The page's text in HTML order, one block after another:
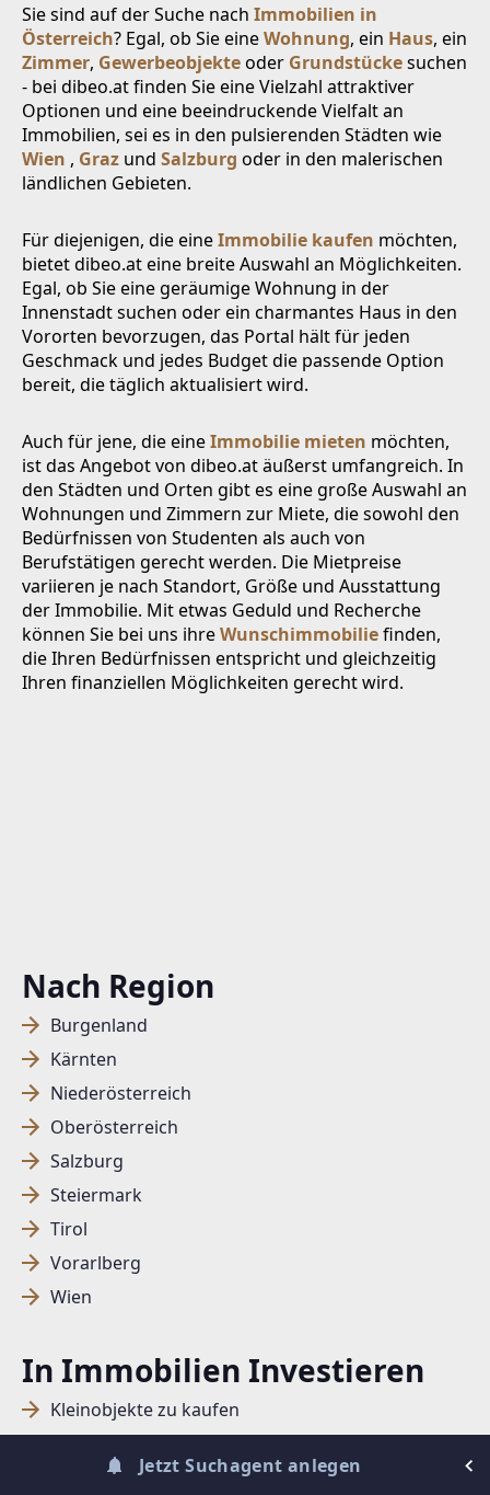
Nach Region
Burgenland
Kärnten
Niederösterreich
Oberösterreich
Salzburg
Steiermark
Tirol
Vorarlberg
Wien
In Immobilien Investieren
Kleinobjekte zu kaufen
Wohnungen zu kaufen
Grundstücke zu kaufen
Jetzt Suchagent anlegen
SUCHAGENT ANLEGEN FÜR DIE
AKTUELLEN SUCHKRITERIEN
Dieser Filter wird viele Treffer erzeugen. Bitte setzen
Sie weitere Filter!
Treffer verfeinern
Ich stimme der Verarbeitung meiner Daten, wie
Sie sind auf der Suche nach Immobilien in
Österreich? Egal, ob Sie eineWohnung, ein Haus, ein
Zimmer, Gewerbeobjekteoder Grundstückesuchen
- bei dibeo.at finden Sie eine Vielzahl attraktiver
Optionen und eine beeindruckende Vielfalt an
Immobilien, sei es in den pulsierenden Städten wie
Wien , Graz und Salzburg oder in den malerischen
ländlichen Gebieten.
Für diejenigen, die eineImmobilie kaufen möchten,
bietet dibeo.at eine breite Auswahl an Möglichkeiten.
Egal, ob Sie eine geräumige Wohnung in der
Innenstadt suchen oder ein charmantes Haus in den
Vororten bevorzugen, das Portal hält für jeden
Geschmack und jedes Budget die passende Option
bereit, die täglich aktualisiert wird.
Auch für jene, die eineImmobilie mieten möchten,
ist das Angebot von dibeo.at äußerst umfangreich. In
den Städten und Orten gibt es eine große Auswahl an
Wohnungen und Zimmern zur Miete, die sowohl den
Bedürfnissen von Studenten als auch von
Berufstätigen gerecht werden. Die Mietpreise
variieren je nach Standort, Größe und Ausstattung
der Immobilie. Mit etwas Geduld und Recherche
können Sie bei uns ihreWunschimmobiliefinden,
die Ihren Bedürfnissen entspricht und gleichzeitig
Ihren finanziellen Möglichkeiten gerecht wird.